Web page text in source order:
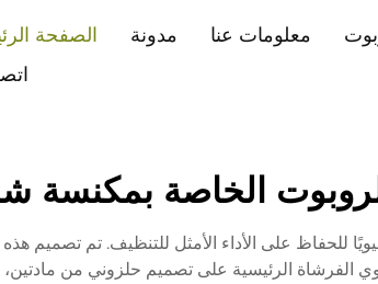
الصفحة مدونة معلومات عنا
الخاصة بمكنسة
للحفاظ على الأداء الأمثل للتنظيف. تم
الفرشاة الرئيسية على تصميم حلزوني من